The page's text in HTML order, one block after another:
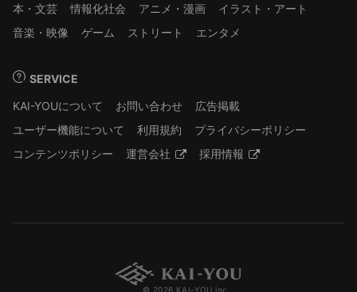
本・文芸
情報化社会 アニメ・漫画
イラスト・アート
音楽・映像
ゲーム ストリート エンタメ
SERVICE
KAI-YOUについて
お問い合わせ
広告掲載
ユーザー機能について
利用規約
プライバシーポリシー
コンテンツポリシー
運営会社 採用情報
© 2026 KAI-YOU inc.